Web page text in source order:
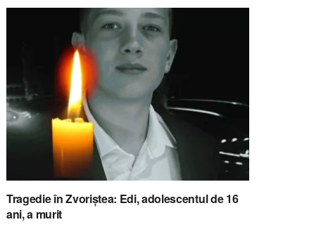
Tragedie în Zvoriștea: Edi, adolescentul de 16
ani, a murit